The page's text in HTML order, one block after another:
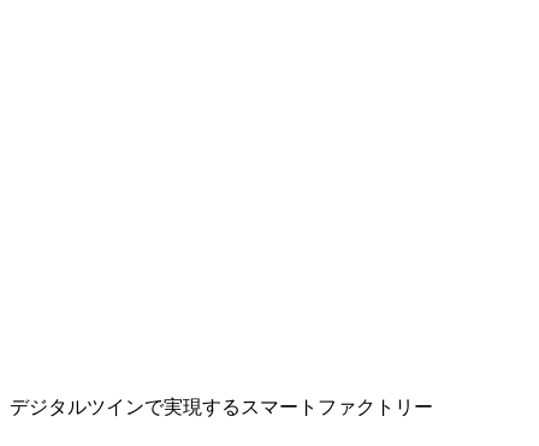
デジタルツインで実現するスマートファクトリー